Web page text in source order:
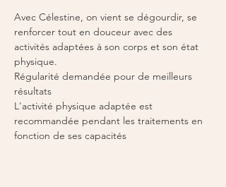
Avec Célestine, on vient se dégourdir, se
renforcer tout en douceur avec des
activités adaptées à son corps et son état
physique.
Régularité demandée pour de meilleurs
résultats
L'activité physique adaptée est
recommandée pendant les traitements en
fonction de ses capacités